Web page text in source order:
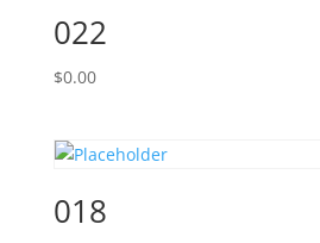
022
$0.00
018